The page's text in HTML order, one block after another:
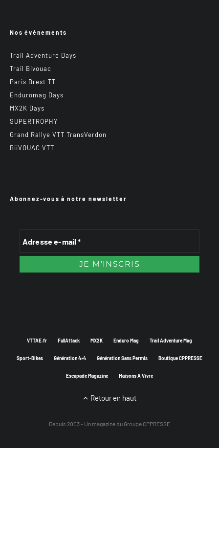
Nos événements
Trail Adventure Days
Trail Bivouac
Paris Brest TT
Enduromag Days
MX2K Days
SUPERTROPHY
Grand Rallye VTT TransVerdon
BiiVOUAC VTT
Abonnez-vous à notre newsletter
VTTAE.fr FullAttack MX2K Enduro Mag Trail Adventure Mag
Sport-Bikes Génération 4×4 Génération Sans Permis Boutique CPPRESSE
Escapade Magazine Maisons A Vivre
Retour en haut
Depuis 2003 - Un magazine du Groupe CPPRESSE